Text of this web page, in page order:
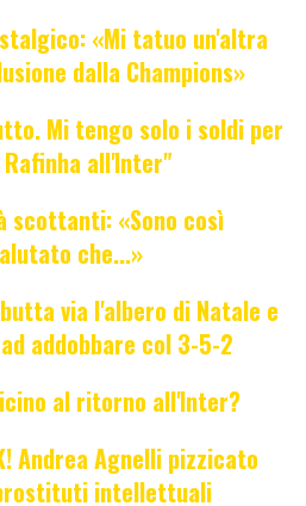
«Mi tatuo un'altra
dalla Champions»
Mi tengo solo i soldi per
all'Inter"
scottanti: «Sono così
che...»
via l'albero di Natale e
addobbare col 3-5-2
al ritorno all'Inter?
Andrea Agnelli pizzicato
intellettuali